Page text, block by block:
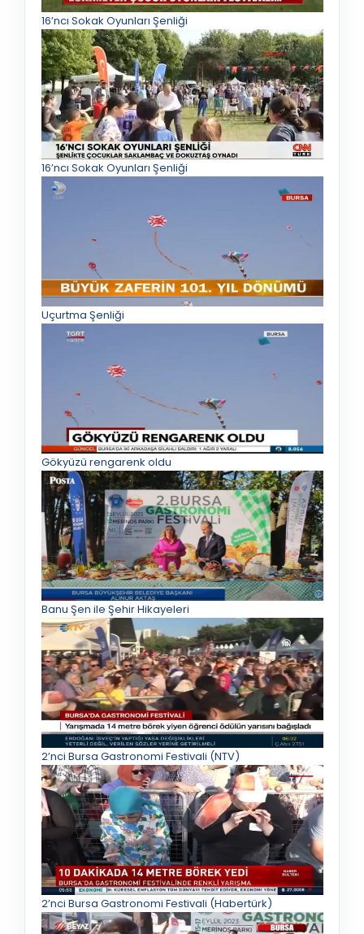
16’ncı Sokak Oyunları Şenliği
16’ncı Sokak Oyunları Şenliği
Uçurtma Şenliği
Gökyüzü rengarenk oldu
Banu Şen ile Şehir Hikayeleri
2’nci Bursa Gastronomi Festivali (NTV)
2’nci Bursa Gastronomi Festivali (Habertürk)